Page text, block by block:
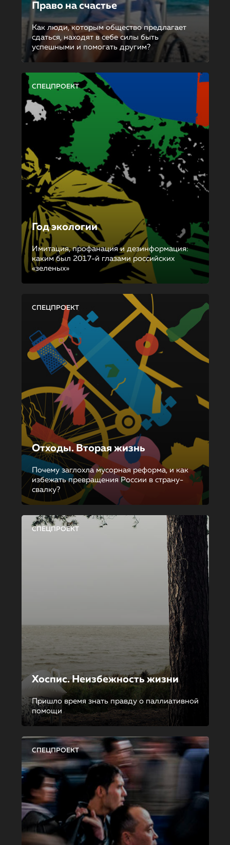
Право на счастье
Как люди, которым общество предлагает
сдаться, находят в себе силы быть
успешными и помогать другим?
СПЕЦПРОЕКТ
Год экологии
Имитация, профанация и дезинформация:
каким был 2017-й глазами российских
«зеленых»
СПЕЦПРОЕКТ
Отходы. Вторая жизнь
Почему заглохла мусорная реформа, и как
избежать превращения России в страну-
свалку?
СПЕЦПРОЕКТ
Хоспис. Неизбежность жизни
Пришло время знать правду о паллиативной
помощи
СПЕЦПРОЕКТ